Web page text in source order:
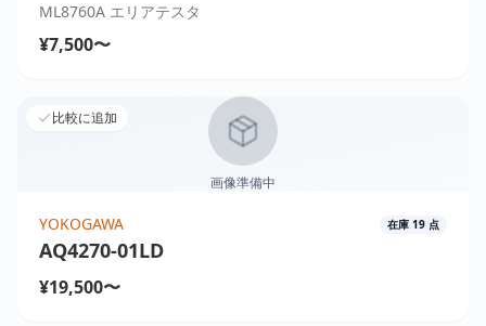
ML8760A エリアテスタ
¥7,500〜
比較に追加
画像準備中
YOKOGAWA 在庫 19 点
AQ4270-01LD
¥19,500〜